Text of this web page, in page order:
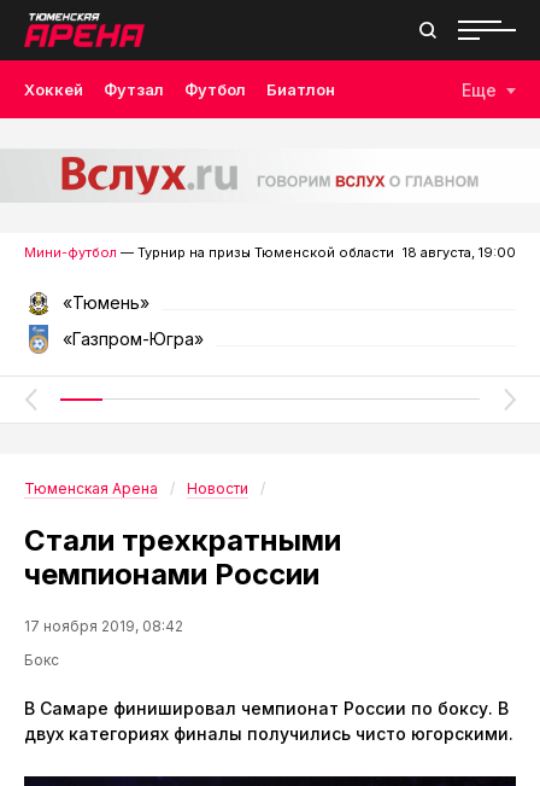
Хоккей Футзал Футбол Биатлон Еще
Мини-футбол — Турнир на призы Тюменской области 18 августа, 19:00
«Тюмень»
«Газпром-Югра»
Тюменская Арена Новости
Стали трехкратными
чемпионами России
17 ноября 2019, 08:42
Бокс
В Самаре финишировал чемпионат России по боксу. В
двух категориях финалы получились чисто югорскими.